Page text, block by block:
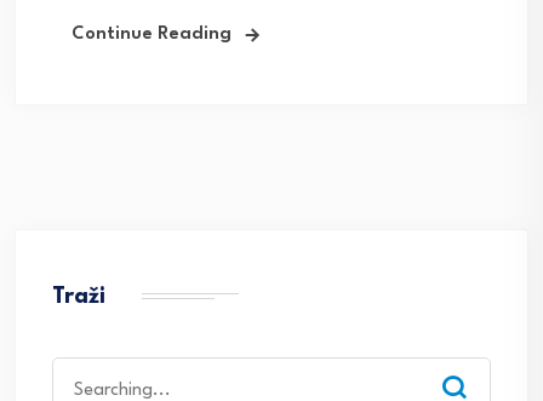
Continue Reading
Traži